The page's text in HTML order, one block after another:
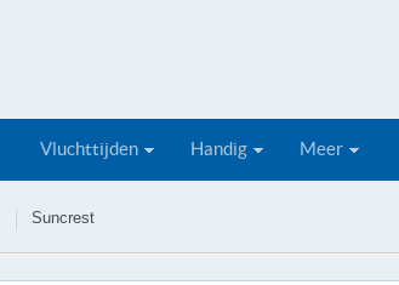
Vluchttijden Handig Meer
Suncrest